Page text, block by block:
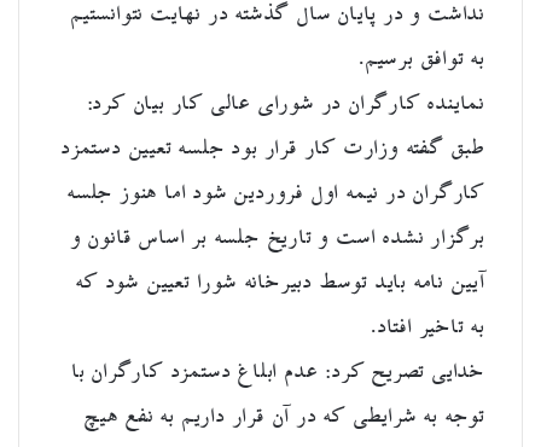
نداشت و در پایان سال گذشته در نهایت نتوانستیم
به توافق برسیم.
نماینده کارگران در شورای عالی کار بیان کرد:
طبق گفته وزارت کار قرار بود جلسه تعیین دستمزد
کارگران در نیمه اول فروردین شود اما هنوز جلسه
برگزار نشده است و تاریخ جلسه بر اساس قانون و
آیین نامه باید توسط دبیرخانه شورا تعیین شود که
به تاخیر افتاد.
خدایی تصریح کرد: عدم ابلاغ دستمزد کارگران با
توجه به شرایطی که در آن قرار داریم به نفع هیچ